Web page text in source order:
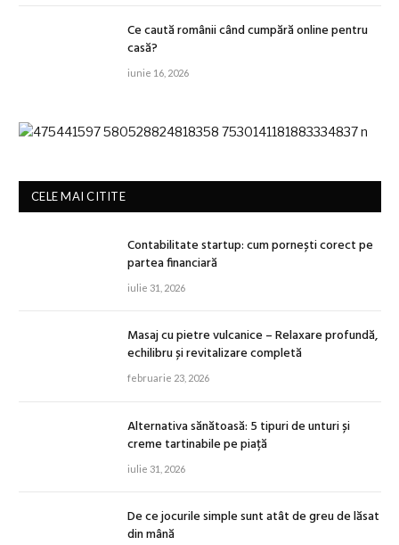
Ce caută românii când cumpără online pentru
casă?
iunie 16, 2026
CELE MAI CITITE
Contabilitate startup: cum pornești corect pe
partea financiară
iulie 31, 2026
Masaj cu pietre vulcanice – Relaxare profundă,
echilibru și revitalizare completă
februarie 23, 2026
Alternativa sănătoasă: 5 tipuri de unturi și
creme tartinabile pe piață
iulie 31, 2026
De ce jocurile simple sunt atât de greu de lăsat
din mână